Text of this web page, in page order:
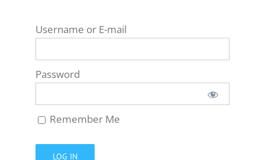
Username or E-mail
Password
Remember Me